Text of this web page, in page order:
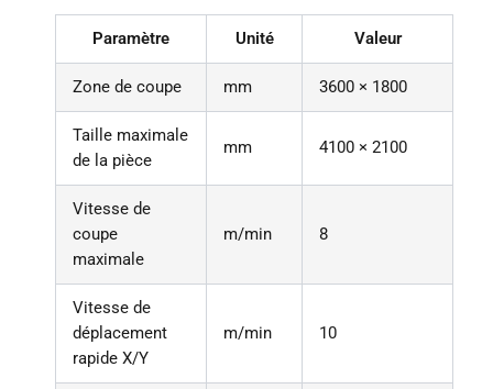
Paramètre Unité Valeur
Zone de coupe mm 3600 × 1800
Taille maximale
de la pièce
mm 4100 × 2100
Vitesse de
coupe
maximale
m/min 8
Vitesse de
déplacement
rapide X/Y
m/min 10